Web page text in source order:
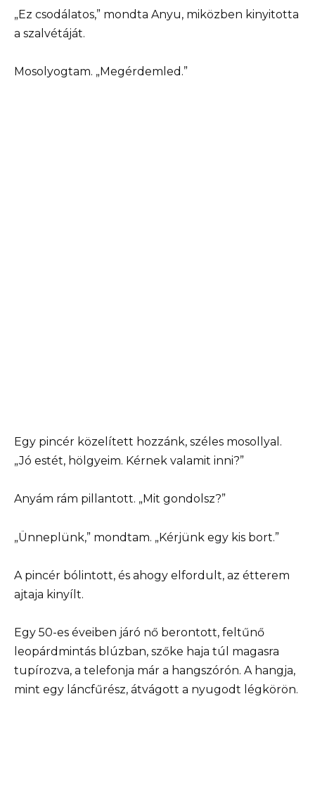
„Ez csodálatos,” mondta Anyu, miközben kinyitotta
a szalvétáját.
Mosolyogtam. „Megérdemled.”
Egy pincér közelített hozzánk, széles mosollyal.
„Jó estét, hölgyeim. Kérnek valamit inni?”
Anyám rám pillantott. „Mit gondolsz?”
„Ünneplünk,” mondtam. „Kérjünk egy kis bort.”
A pincér bólintott, és ahogy elfordult, az étterem
ajtaja kinyílt.
Egy 50-es éveiben járó nő berontott, feltűnő
leopárdmintás blúzban, szőke haja túl magasra
tupírozva, a telefonja már a hangszórón. A hangja,
mint egy láncfűrész, átvágott a nyugodt légkörön.